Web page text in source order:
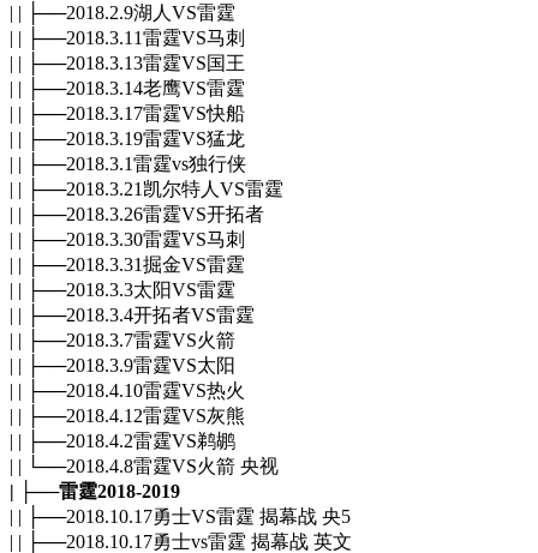
| | ├──2018.2.9湖人VS雷霆
| | ├──2018.3.11雷霆VS马刺
| | ├──2018.3.13雷霆VS国王
| | ├──2018.3.14老鹰VS雷霆
| | ├──2018.3.17雷霆VS快船
| | ├──2018.3.19雷霆VS猛龙
| | ├──2018.3.1雷霆vs独行侠
| | ├──2018.3.21凯尔特人VS雷霆
| | ├──2018.3.26雷霆VS开拓者
| | ├──2018.3.30雷霆VS马刺
| | ├──2018.3.31掘金VS雷霆
| | ├──2018.3.3太阳VS雷霆
| | ├──2018.3.4开拓者VS雷霆
| | ├──2018.3.7雷霆VS火箭
| | ├──2018.3.9雷霆VS太阳
| | ├──2018.4.10雷霆VS热火
| | ├──2018.4.12雷霆VS灰熊
| | ├──2018.4.2雷霆VS鹈鹕
| | └──2018.4.8雷霆VS火箭 央视
| ├──雷霆2018-2019
| | ├──2018.10.17勇士VS雷霆 揭幕战 央5
| | ├──2018.10.17勇士vs雷霆 揭幕战 英文